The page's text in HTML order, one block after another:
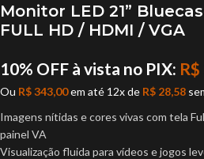
Monitor LED 21”
FULL HD / HDMI / VGA
10% OFF à vista no PIX: R$
Ou R$343,00em até 12x de R$ 28,58
Imagens nítidas e cores vivas com tela
painel VA
Visualização fluida para vídeos e jogos